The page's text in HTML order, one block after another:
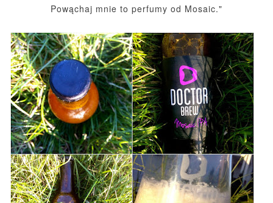
Powąchaj mnie to perfumy od Mosaic."